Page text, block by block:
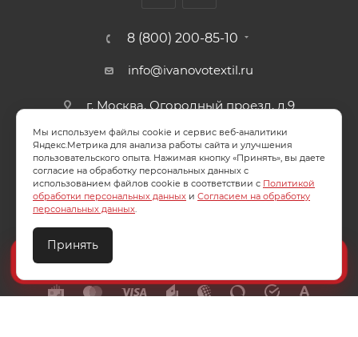
8 (800) 200-85-10
info@ivanovotextil.ru
г. Москва, Огородный проезд, д.9
СОГЛАСИЕ НА ОБРАБОТКУ ПЕРСОНАЛЬНЫХ ДАННЫХ
ПОЛИТИКА ОБРАБОТКИ ПЕРСОНАЛЬНЫХ ДАННЫХ
2026 © ООО "Ивановотекстиль". ОГРН:1073703000029
Мы используем файлы cookie и сервис веб-аналитики
Яндекс.Метрика для анализа работы сайта и улучшения
пользовательского опыта. Нажимая кнопку «Принять», вы даете
согласие на обработку персональных данных с
использованием файлов cookie в соответствии с Политикой
обработки персональных данных и Согласием на обработку
персональных данных.
Принять